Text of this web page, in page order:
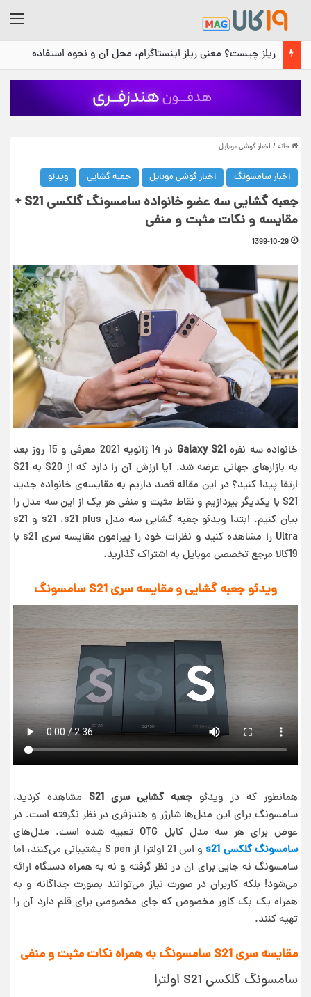
ریلز چیست؟ معنی ریلز اینستاگرام، محل آن و نحوه استفاده
خانه / اخبار گوشی موبایل
اخبار سامسونگ اخبار گوشی موبایل جعبه گشایی ویدئو
جعبه گشایی سه عضو خانواده سامسونگ گلکسی S21 +
مقایسه و نکات مثبت و منفی
1399-10-29
خانواده سه نفرهGalaxy S21
در 14 ژانویه 2021 معرفی و 15 روز بعد
به بازارهای جهانی عرضه شد. آیا ارزش آن را دارد که از S20 به S21
ارتقا پیدا کنید؟ در این مقاله قصد داریم به مقایسه‌ی خانواده جدید
S21 با یکدیگر بپردازیم و نقاط مثبت و منفی هر یک از این سه مدل را
بیان کنیم. ابتدا ویدئو جعبه گشایی سه مدل s21 ،s21 plus و s21
Ultra را مشاهده کنید و نظرات خود را پیرامون مقایسه سری s21 با
19کالا مرجع تخصصی موبایل به اشتراک گذارید.
ویدئو جعبه گشایی و مقایسه سری S21 سامسونگ
همانطور که در ویدئو جعبه گشایی سری S21
مشاهده کردید،
سامسونگ برای این مدل‌ها شارژر و هندزفری در نظر نگرفته است. در
عوض برای هر سه مدل کابل OTG تعبیه شده است. مدل‌های
سامسونگ گلکسی s21
و اس 21 اولترا از S pen پشتیبانی می‌کنند، اما
سامسونگ نه جایی برای آن در نظر گرفته و نه به همراه دستگاه ارائه
می‌شود! بلکه کاربران در صورت نیاز می‌توانند بصورت جداگانه و به
همراه یک بک کاور مخصوص که جای مخصوصی برای قلم دارد آن را
تهیه کنند.
مقایسه سری S21 سامسونگ به همراه نکات مثبت و منفی
سامسونگ گلکسی S21 اولترا